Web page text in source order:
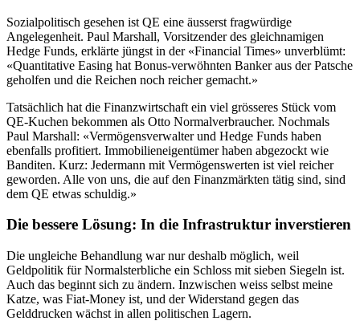
Sozialpolitisch gesehen ist QE eine äusserst fragwürdige
Angelegenheit. Paul Marshall, Vorsitzender des gleichnamigen
Hedge Funds, erklärte jüngst in der «Financial Times» unverblümt:
«Quantitative Easing hat Bonus-verwöhnten Banker aus der Patsche
geholfen und die Reichen noch reicher gemacht.»
Tatsächlich hat die Finanzwirtschaft ein viel grösseres Stück vom
QE-Kuchen bekommen als Otto Normalverbraucher. Nochmals
Paul Marshall: «Vermögensverwalter und Hedge Funds haben
ebenfalls profitiert. Immobilieneigentümer haben abgezockt wie
Banditen. Kurz: Jedermann mit Vermögenswerten ist viel reicher
geworden. Alle von uns, die auf den Finanzmärkten tätig sind, sind
dem QE etwas schuldig.»
Die bessere Lösung: In die Infrastruktur inverstieren
Die ungleiche Behandlung war nur deshalb möglich, weil
Geldpolitik für Normalsterbliche ein Schloss mit sieben Siegeln ist.
Auch das beginnt sich zu ändern. Inzwischen weiss selbst meine
Katze, was Fiat-Money ist, und der Widerstand gegen das
Gelddrucken wächst in allen politischen Lagern.